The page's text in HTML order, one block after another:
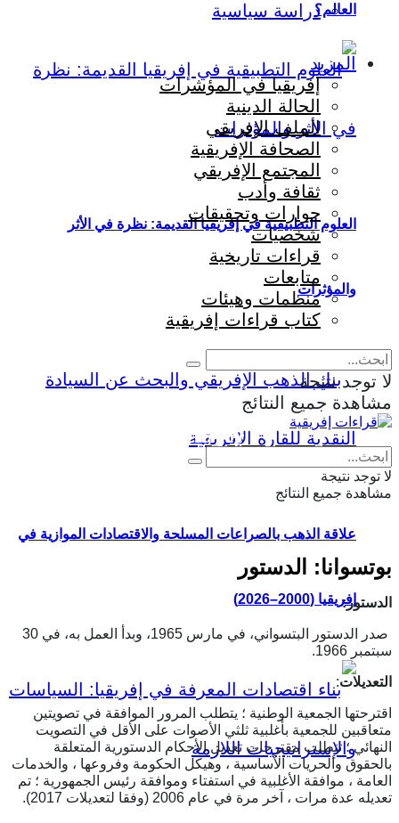
دراسة سياسية
العلوم التطبيقية في إفريقيا القديمة: نظرة في الأثر
والمؤثرات
علاقة الذهب بالصراعات المسلحة والاقتصادات الموازية في
إفريقيا (2000–2026)
العالم؟
المزيد
إفريقيا في المؤشرات
الحالة الدينية
الملف الإفريقي
الصحافة الإفريقية
المجتمع الإفريقي
ثقافة وأدب
حوارات وتحقيقات
شخصيات
قراءات تاريخية
متابعات
منظمات وهيئات
كتاب قراءات إفريقية
لا توجد نتيجة
مشاهدة جميع النتائج
Eng Fr
لا توجد نتيجة
مشاهدة جميع النتائج
بوتسوانا: الدستور
الدستور:
صدر الدستور البتسواني، في مارس 1965، وبدأ العمل به، في 30
سبتمبر 1966.
التعديلات:
اقترحتها الجمعية الوطنية ؛ يتطلب المرور الموافقة في تصويتين
متعاقبين للجمعية بأغلبية ثلثي الأصوات على الأقل في التصويت
النهائي ؛ تتطلب مقترحات تعديل الأحكام الدستورية المتعلقة
بالحقوق والحريات الأساسية ، وهيكل الحكومة وفروعها ، والخدمات
العامة ، موافقة الأغلبية في استفتاء وموافقة رئيس الجمهورية ؛ تم
تعديله عدة مرات ، آخر مرة في عام 2006 (وفقا لتعديلات 2017).